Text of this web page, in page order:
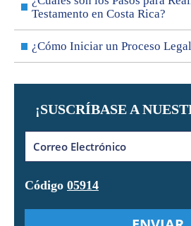
Testamento en Costa Rica?
¿Cómo Iniciar un Proceso
¡SUSCRÍBASE A
Código 05914